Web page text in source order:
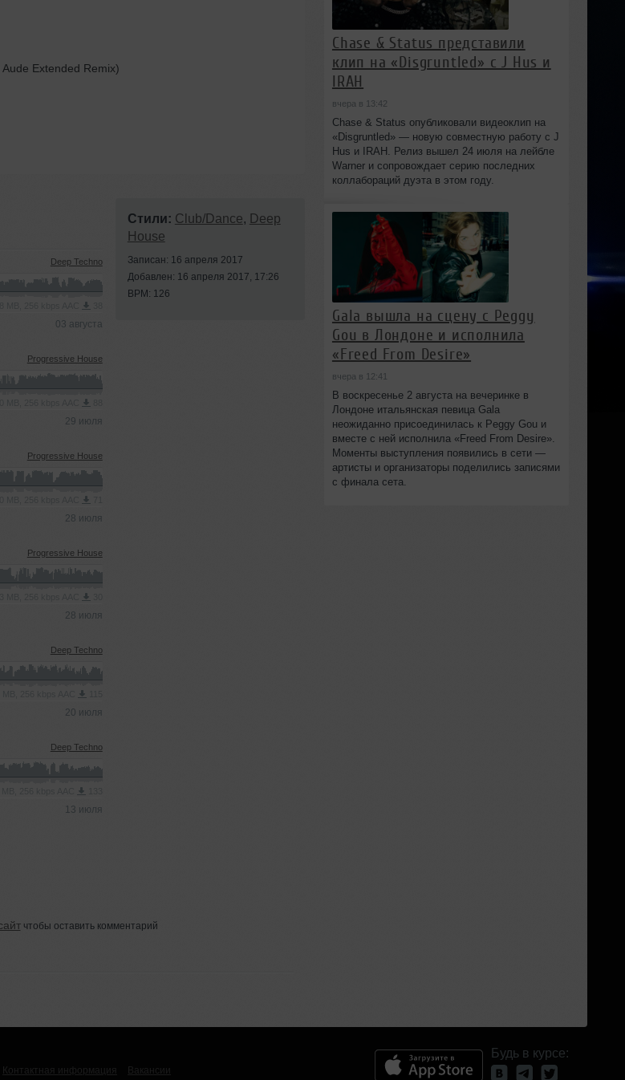
Extended Remix)
Deep Techno
03 августа
Progressive House
29 июля
Progressive House
28 июля
Progressive House
28 июля
Deep Techno
20 июля
Deep Techno
13 июля
Стили: Club/Dance, Deep
House
Записан: 16 апреля 2017
Добавлен: 16 апреля 2017, 17:26
BPM: 126
чтобы оставить комментарий
Chase & Status представили
клип на «Disgruntled» с J Hus и
IRAH
вчера в 13:42
Chase & Status опубликовали видеоклип на
«Disgruntled» — новую совместную работу с J
Hus и IRAH. Релиз вышел 24 июля на лейбле
Warner и сопровождает серию последних
коллабораций дуэта в этом году.
Gala вышла на сцену с Peggy
Gou в Лондоне и исполнила
«Freed From Desire»
вчера в 12:41
В воскресенье 2 августа на вечеринке в
Лондоне итальянская певица Gala
неожиданно присоединилась к Peggy Gou и
вместе с ней исполнила «Freed From Desire».
Моменты выступления появились в сети —
артисты и организаторы поделились записями
с финала сета.
Контактная информация Вакансии
Будь в курсе: